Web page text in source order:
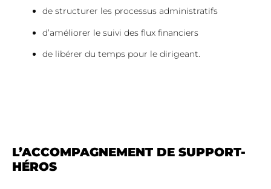
de structurer les processus administratifs
d’améliorer le suivi des flux financiers
de libérer du temps pour le dirigeant.
L’ACCOMPAGNEMENT DE SUPPORT-
HÉROS